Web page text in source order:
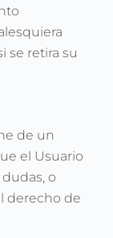
se retira su
de un
el Usuario
o
derecho de